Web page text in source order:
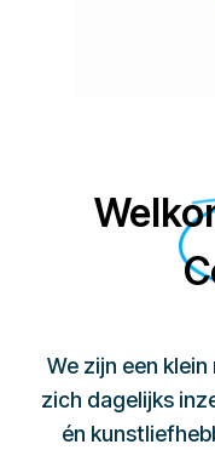
We zijn een
zich dagelijks
én